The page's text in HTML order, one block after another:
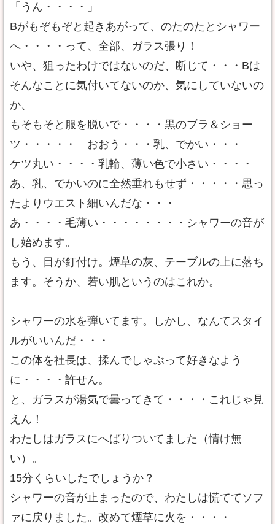
「うん・・・・」
Bがもぞもぞと起きあがって、のたのたとシャワー
へ・・・・って、全部、ガラス張り！
いや、狙ったわけではないのだ、断じて・・・Bは
そんなことに気付いてないのか、気にしていないの
か、
もそもそと服を脱いで・・・・黒のブラ＆ショー
ツ・・・・・ おおう・・・乳、でかい・・・
ケツ丸い・・・・乳輪、薄い色で小さい・・・・
あ、乳、でかいのに全然垂れもせず・・・・・思っ
たよりウエスト細いんだな・・・
あ・・・・毛薄い・・・・・・・・シャワーの音が
し始めます。
もう、目が釘付け。煙草の灰、テーブルの上に落ち
ます。そうか、若い肌というのはこれか。
シャワーの水を弾いてます。しかし、なんてスタイ
ルがいいんだ・・・
この体を社長は、揉んでしゃぶって好きなよう
に・・・・許せん。
と、ガラスが湯気で曇ってきて・・・・これじゃ見
えん！
わたしはガラスにへばりついてました（情け無
い）。
15分くらいしたでしょうか？
シャワーの音が止まったので、わたしは慌ててソフ
ァに戻りました。改めて煙草に火を・・・・